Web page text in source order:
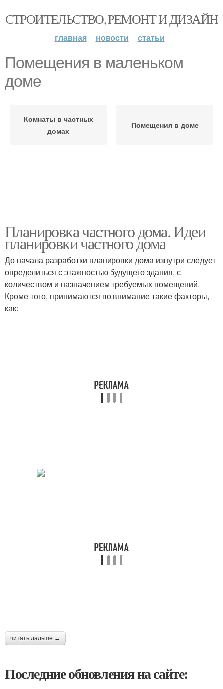
СТРОИТЕЛЬСТВО, РЕМОНТ И ДИЗАЙН
главная новости статьи
Помещения в маленьком
доме
Комнаты в частных
домах
Помещения в доме
Планировка частного дома. Идеи
планировки частного дома
До начала разработки планировки дома изнутри следует
определиться с этажностью будущего здания, с
количеством и назначением требуемых помещений.
Кроме того, принимаются во внимание такие факторы,
как:
читать дальше →
Последние обновления на сайте: